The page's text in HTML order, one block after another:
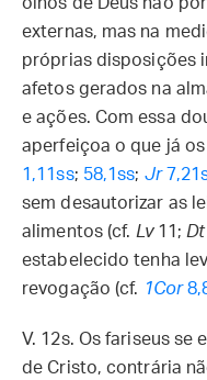
externas, mas na
próprias disposições
afetos gerados na
e ações. Com essa
aperfeiçoa o que já
1,11ss; 58,1ss; Jr
sem desautorizar as
alimentos (cf. Lv11; Dt
estabelecido tenha
revogação (cf. 1Cor
V. 12s. Os fariseus se
de Cristo, contrária